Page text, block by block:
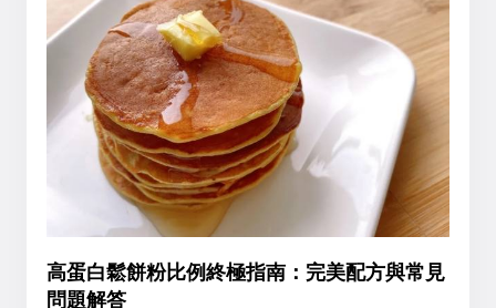
高蛋白鬆餅粉比例終極指南：完美配方與常見
問題解答